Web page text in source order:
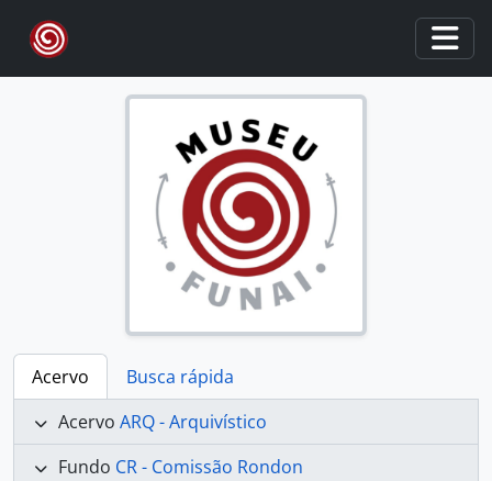
Skip to main content
Acervo
Busca rápida
Acervo ARQ - Arquivístico
Fundo CR - Comissão Rondon